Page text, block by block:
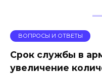
ВОПРОСЫ И ОТВЕТЫ
Срок службы в
увеличение